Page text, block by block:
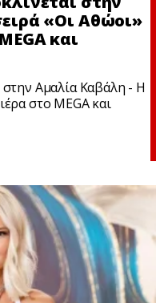
«Οι Αθώοι»
και
στην Αμαλία Καβάλη - Η
στο MEGA και